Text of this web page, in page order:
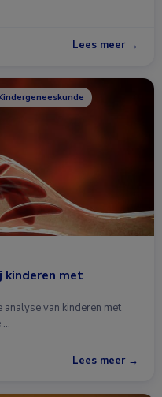
Lees meer →
met
van kinderen met
…
Lees meer →